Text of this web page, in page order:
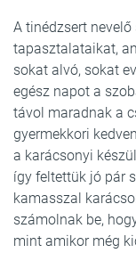
A tinédzsert
tapasztalataikat,
sokat alvó, sokat
egész napot a
távol maradnak a
gyermekkori
a karácsonyi
így feltettük jó pár
kamasszal
számolnak be,
mint amikor még